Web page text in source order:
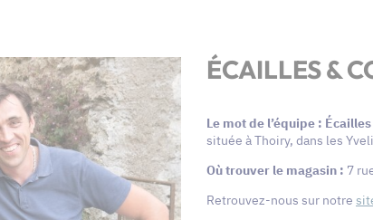
ÉCAILLES &
Le mot de l’équipe :
située à Thoiry, dans les
Où trouver le magasin : 7
Retrouvez-nous sur notre